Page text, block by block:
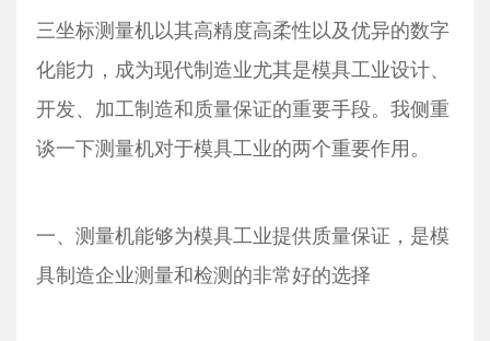
三坐标测量机以其高精度高柔性以及优异的数字
化能力，成为现代制造业尤其是模具工业设计、
开发、加工制造和质量保证的重要手段。我侧重
谈一下测量机对于模具工业的两个重要作用。
一、测量机能够为模具工业提供质量保证，是模
具制造企业测量和检测的非常好的选择